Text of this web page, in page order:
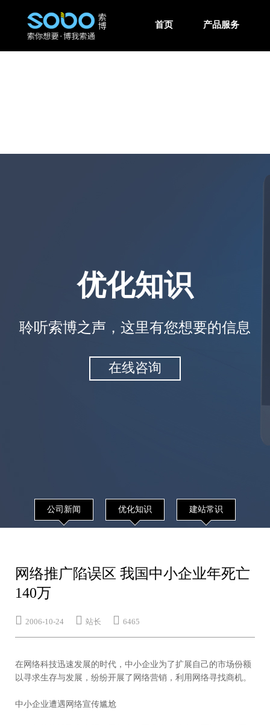
首页 产品服务
优化知识
聆听索博之声，这里有您想要的信息
在线咨询
公司新闻 优化知识 建站常识
网络推广陷误区 我国中小企业年死亡
140万
 2006-10-24  站长  6465
在网络科技迅速发展的时代，中小企业为了扩展自己的市场份额
以寻求生存与发展，纷纷开展了网络营销，利用网络寻找商机。
中小企业遭遇网络宣传尴尬